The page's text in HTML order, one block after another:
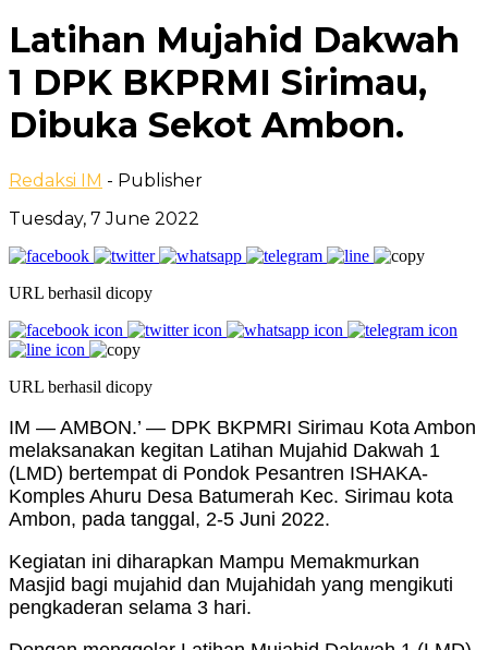
Latihan Mujahid Dakwah
1 DPK BKPRMI Sirimau,
Dibuka Sekot Ambon.
Redaksi IM - Publisher
Tuesday, 7 June 2022
URL berhasil dicopy
URL berhasil dicopy
IM — AMBON.’ — DPK BKPMRI Sirimau Kota Ambon
melaksanakan kegitan Latihan Mujahid Dakwah 1
(LMD) bertempat di Pondok Pesantren ISHAKA-
Komples Ahuru Desa Batumerah Kec. Sirimau kota
Ambon, pada tanggal, 2-5 Juni 2022.
Kegiatan ini diharapkan Mampu Memakmurkan
Masjid bagi mujahid dan Mujahidah yang mengikuti
pengkaderan selama 3 hari.